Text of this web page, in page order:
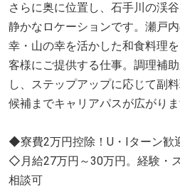
さらに奥に位置し、石手川の渓
静かなロケーションです。瀬戸
幸・山の幸を活かした和食料理
客様にご提供する仕事。調理補
し、ステップアップに応じて副
候補までキャリアパスが広がりま
◆寮費2万円控除！U・Iターン歓
◇月給27万円～30万円。経験・
相談可